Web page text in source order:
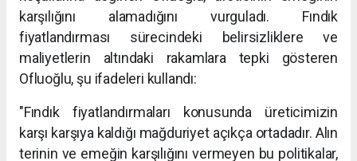
karşılığını alamadığını vurguladı. Fındık
fiyatlandırması sürecindeki belirsizliklere ve
maliyetlerin altındaki rakamlara tepki gösteren
Ofluoğlu, şu ifadeleri kullandı:
"Fındık fiyatlandırmaları konusunda üreticimizin
karşı karşıya kaldığı mağduriyet açıkça ortadadır. Alın
terinin ve emeğin karşılığını vermeyen bu politikalar,